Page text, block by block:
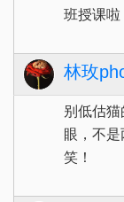
班授课啦
林玫
别低估
眼，不
笑！